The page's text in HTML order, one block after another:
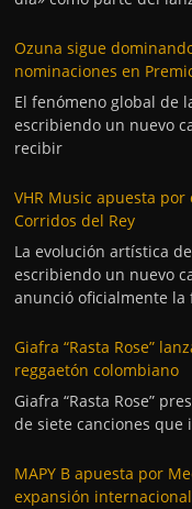
Ozuna sigue
nominaciones en
El fenómeno global de
escribiendo un nuevo
recibir
VHR Music apuesta
Corridos del Rey
La evolución artística
escribiendo un nuevo
anunció oficialmente la
Giafra “Rasta Rose”
reggaetón colombiano
Giafra “Rasta Rose”
de siete canciones
MAPY B apuesta por
expansión internacional